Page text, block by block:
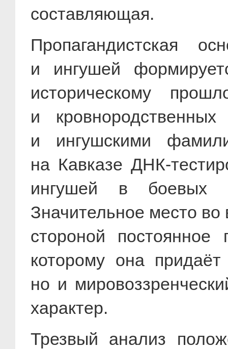
составляющая.
Пропагандистская
и ингушей
историческому
и
и ингушскими
на Кавказе ДНК-
ингушей в боевых
Значительное место во
стороной постоянное
которому она
но и
характер.
Трезвый анализ